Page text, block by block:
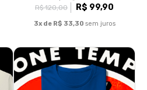
R$ 120,00 R$ 99,90
3x de R$ 33,30 sem juros